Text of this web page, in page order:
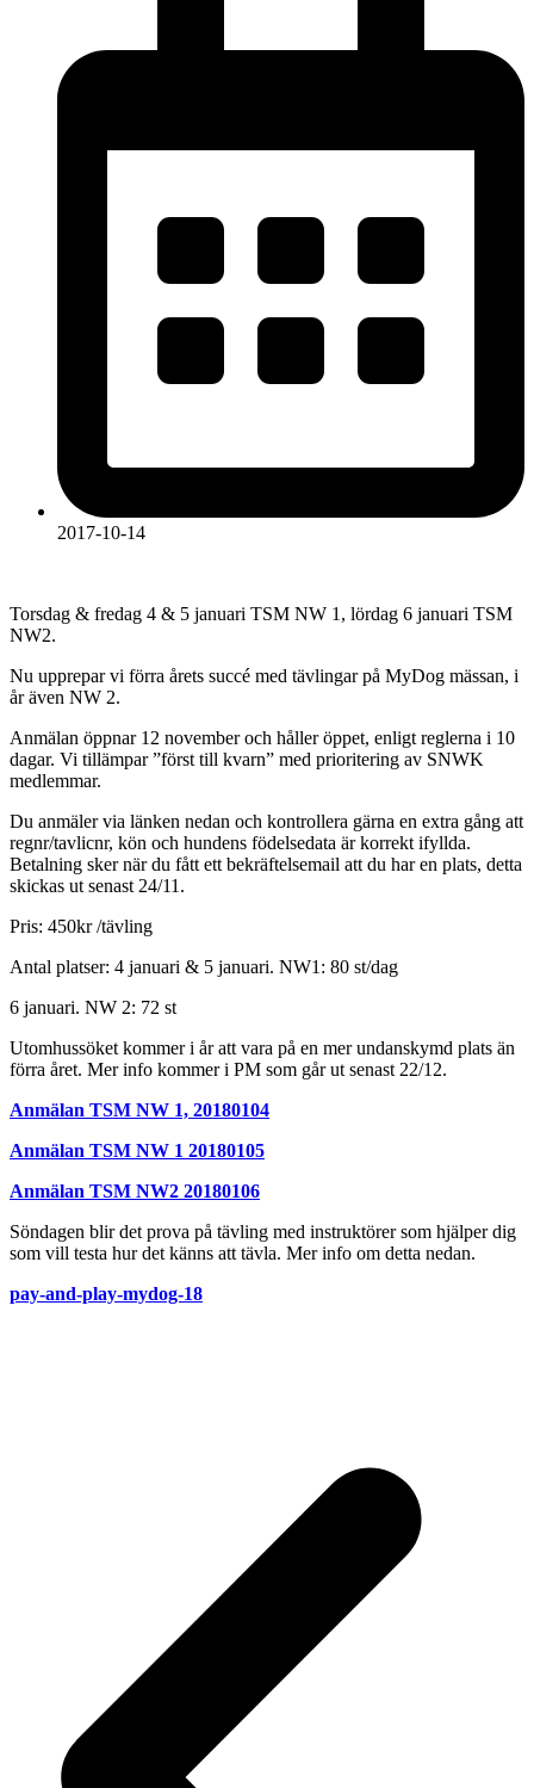
2017-10-14
Torsdag & fredag 4 & 5 januari TSM NW 1, lördag 6 januari TSM
NW2.
Nu upprepar vi förra årets succé med tävlingar på MyDog mässan, i
år även NW 2.
Anmälan öppnar 12 november och håller öppet, enligt reglerna i 10
dagar. Vi tillämpar ”först till kvarn” med prioritering av SNWK
medlemmar.
Du anmäler via länken nedan och kontrollera gärna en extra gång att
regnr/tavlicnr, kön och hundens födelsedata är korrekt ifyllda.
Betalning sker när du fått ett bekräftelsemail att du har en plats, detta
skickas ut senast 24/11.
Pris: 450kr /tävling
Antal platser: 4 januari & 5 januari. NW1: 80 st/dag
6 januari. NW 2: 72 st
Utomhussöket kommer i år att vara på en mer undanskymd plats än
förra året. Mer info kommer i PM som går ut senast 22/12.
Anmälan TSM NW 1, 20180104
Anmälan TSM NW 1 20180105
Anmälan TSM NW2 20180106
Söndagen blir det prova på tävling med instruktörer som hjälper dig
som vill testa hur det känns att tävla. Mer info om detta nedan.
pay-and-play-mydog-18